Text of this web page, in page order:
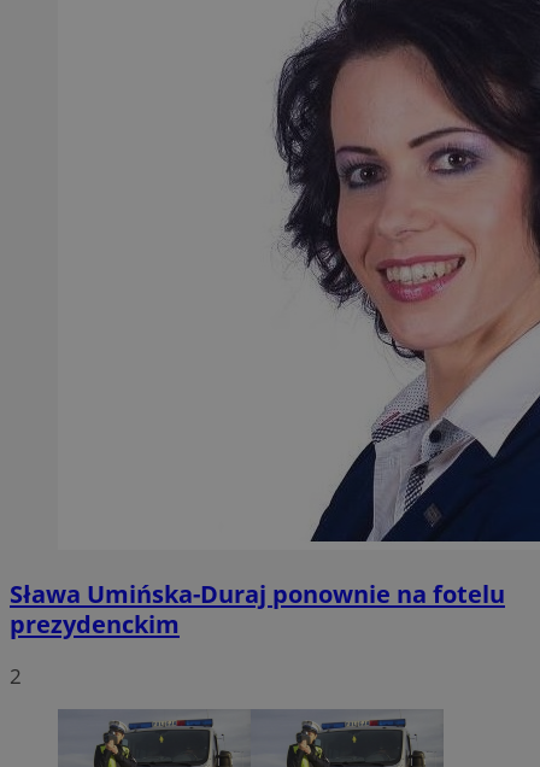
Sława Umińska-Duraj ponownie na fotelu
prezydenckim
2